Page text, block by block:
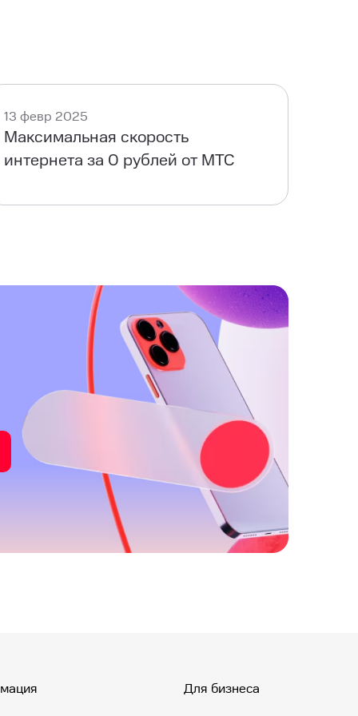
13 февр 2025
Максимальная скорость
интернета за 0 рублей от МТС
Для бизнеса